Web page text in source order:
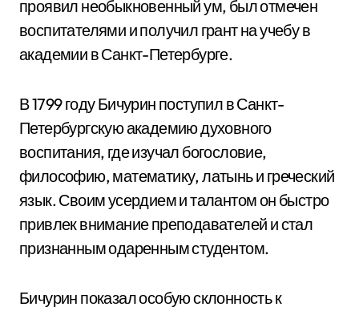
проявил необыкновенный ум, был отмечен
воспитателями и получил грант на учебу в
академии в Санкт-Петербурге.
В 1799 году Бичурин поступил в Санкт-
Петербургскую академию духовного
воспитания, где изучал богословие,
философию, математику, латынь и греческий
язык. Своим усердием и талантом он быстро
привлек внимание преподавателей и стал
признанным одаренным студентом.
Бичурин показал особую склонность к